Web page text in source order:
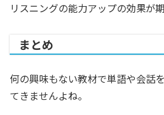
リスニングの能力アップの効果が
まとめ
何の興味もない教材で単語や会話
てきませんよね。